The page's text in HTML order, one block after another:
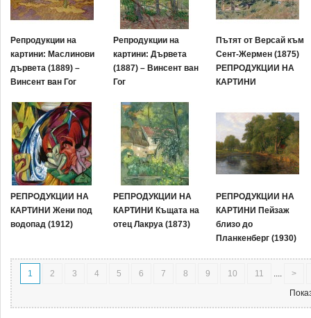
Репродукции на
картини: Маслинови
дървета (1889) –
Винсент ван Гог
Репродукции на
картини: Дървета
(1887) – Винсент ван
Гог
Пътят от Версай към
Сент-Жермeн (1875)
РЕПРОДУКЦИИ НА
КАРТИНИ
РЕПРОДУКЦИИ НА
КАРТИНИ Жени под
водопад (1912)
РЕПРОДУКЦИИ НА
КАРТИНИ Къщата на
отец Лакруа (1873)
РЕПРОДУКЦИИ НА
КАРТИНИ Пейзаж
близо до
Планкенберг (1930)
1 2 3 4 5 6 7 8 9 10 11 ....
>